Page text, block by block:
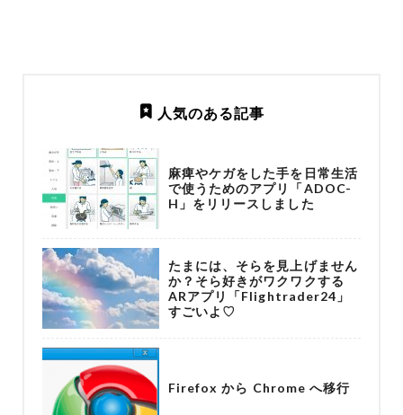
人気のある記事
麻痺やケガをした手を日常生活
で使うためのアプリ「ADOC-
H」をリリースしました
たまには、そらを見上げません
か？そら好きがワクワクする
ARアプリ「Flightrader24」
すごいよ♡
Firefox から Chrome へ移行